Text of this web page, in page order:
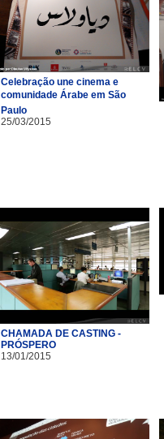
Celebração une cinema e
comunidade Árabe em São
Paulo
25/03/2015
CHAMADA DE CASTING -
PRÓSPERO
13/01/2015